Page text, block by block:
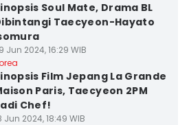
Soul Mate, Drama BL
Taecyeon-Hayato
Jun 2024, 16:29 WIB
Film Jepang La Grande
Paris, Taecyeon 2PM
Chef!
Jun 2024, 18:49 WIB